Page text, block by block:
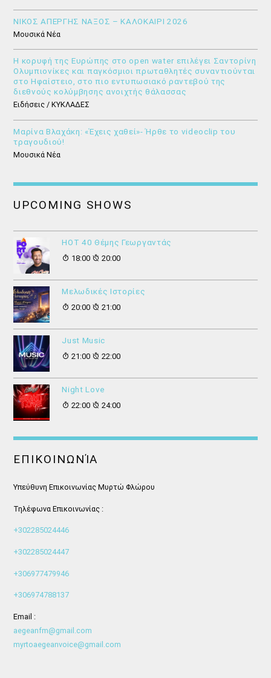
ΝΙΚΟΣ ΑΠΕΡΓΗΣ ΝΑΞΟΣ – ΚΑΛΟΚΑΙΡΙ 2026
Μουσικά Νέα
Η κορυφή της Ευρώπης στο open water επιλέγει Σαντορίνη
Ολυμπιονίκες και παγκόσμιοι πρωταθλητές συναντιούνται
στο Ηφαίστειο, στο πιο εντυπωσιακό ραντεβού της
διεθνούς κολύμβησης ανοιχτής θάλασσας
Ειδήσεις / ΚΥΚΛΑΔΕΣ
Μαρίνα Βλαχάκη: «Έχεις χαθεί»- Ήρθε το videoclip του
τραγουδιού!
Μουσικά Νέα
UPCOMING SHOWS
HOT 40 Θέμης Γεωργαντάς
18:00
20:00
Μελωδικές Ιστορίες
20:00
21:00
Just Music
21:00
22:00
Night Love
22:00
24:00
ΕΠΙΚΟΙΝΩΝΊΑ
Υπεύθυνη Επικοινωνίας Μυρτώ Φλώρου
Τηλέφωνα Επικοινωνίας :
+302285024446
+302285024447
+306977479946
+306974788137
Email :
aegeanfm@gmail.com
myrtoaegeanvoice@gmail.com